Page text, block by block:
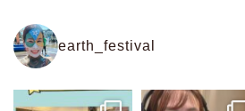
earth_festival